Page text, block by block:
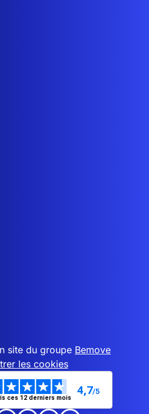
site du groupe Bemove
les cookies
ces 12 derniers mois
4,7/5